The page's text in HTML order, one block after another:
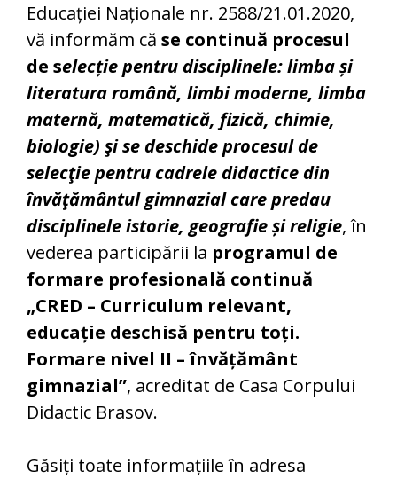
Educației Naționale nr. 2588/21.01.2020,
vă informăm că se continuă procesul
de selecție pentru disciplinele: limba și
literatura română, limbi moderne, limba
maternă, matematică, fizică, chimie,
biologie) şi se deschide procesul de
selecţie pentru cadrele didactice din
învăţământul gimnazial care predau
disciplineleistorie, geografie și religie, în
vederea participării la programul de
formare profesională continuă
„CRED – Curriculum relevant,
educație deschisă pentru toți.
Formare nivel II – învățământ
gimnazial”, acreditat de Casa Corpului
Didactic Brasov.
Găsiți toate informațiile în adresa